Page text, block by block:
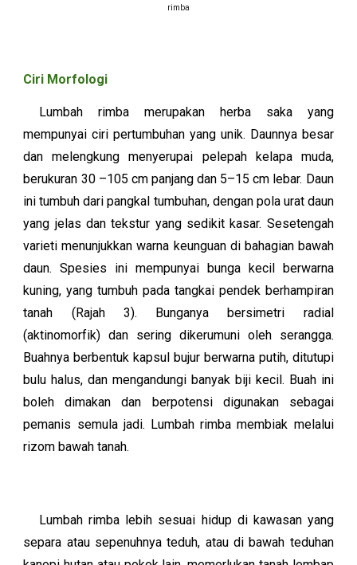
rimba
Ciri Morfologi
Lumbah rimba merupakan herba saka yang
mempunyai ciri pertumbuhan yang unik. Daunnya besar
dan melengkung menyerupai pelepah kelapa muda,
berukuran 30 –105 cm panjang dan 5–15 cm lebar. Daun
ini tumbuh dari pangkal tumbuhan, dengan pola urat daun
yang jelas dan tekstur yang sedikit kasar. Sesetengah
varieti menunjukkan warna keunguan di bahagian bawah
daun. Spesies ini mempunyai bunga kecil berwarna
kuning, yang tumbuh pada tangkai pendek berhampiran
tanah (Rajah 3). Bunganya bersimetri radial
(aktinomorfik) dan sering dikerumuni oleh serangga.
Buahnya berbentuk kapsul bujur berwarna putih, ditutupi
bulu halus, dan mengandungi banyak biji kecil. Buah ini
boleh dimakan dan berpotensi digunakan sebagai
pemanis semula jadi. Lumbah rimba membiak melalui
rizom bawah tanah.
Lumbah rimba lebih sesuai hidup di kawasan yang
separa atau sepenuhnya teduh, atau di bawah teduhan